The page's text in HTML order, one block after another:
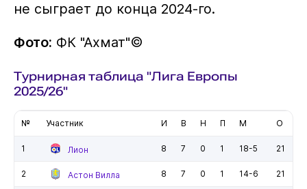
не сыграет до конца 2024-го.
Фото: ФК "Ахмат"©️
Турнирная таблица "Лига Европы
2025/26"
№ Участник И В Н П М О
1 Лион 8 7 0 1 18-5 21
2 Астон Вилла 8 7 0 1 14-6 21